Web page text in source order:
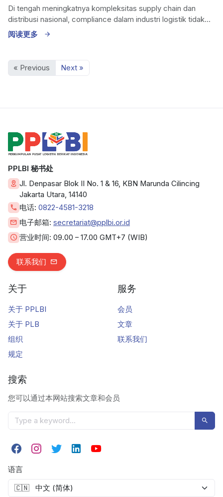
Di tengah meningkatnya kompleksitas supply chain dan
distribusi nasional, compliance dalam industri logistik tidak...
阅读更多
« Previous Next »
PPLBI 秘书处
Jl. Denpasar Blok II No. 1 & 16, KBN Marunda Cilincing
Jakarta Utara, 14140
电话: 0822-4581-3218
电子邮箱: secretariat@pplbi.or.id
营业时间: 09.00 – 17.00 GMT+7 (WIB)
联系我们
关于
关于 PPLBI
关于 PLB
组织
规定
服务
会员
文章
联系我们
搜索
您可以通过本网站搜索文章和会员
语言